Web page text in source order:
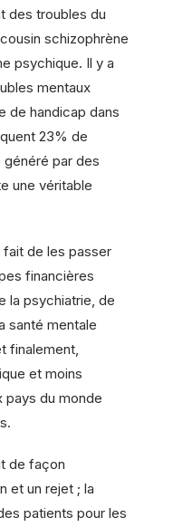
des troubles du
schizophrène
psychique. Il y a
mentaux
de handicap dans
23% de
par des
une véritable
fait de les passer
financières
la psychiatrie, de
santé mentale
finalement,
et moins
pays du monde
de façon
et un rejet ; la
patients pour les